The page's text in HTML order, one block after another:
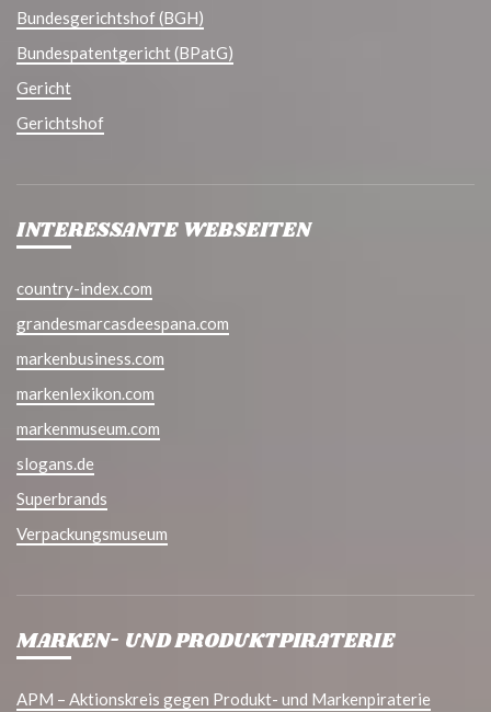
Bundesgerichtshof (BGH)
Bundespatentgericht (BPatG)
Gericht
Gerichtshof
INTERESSANTE WEBSEITEN
country-index.com
grandesmarcasdeespana.com
markenbusiness.com
markenlexikon.com
markenmuseum.com
slogans.de
Superbrands
Verpackungsmuseum
MARKEN- UND PRODUKTPIRATERIE
APM – Aktionskreis gegen Produkt- und Markenpiraterie